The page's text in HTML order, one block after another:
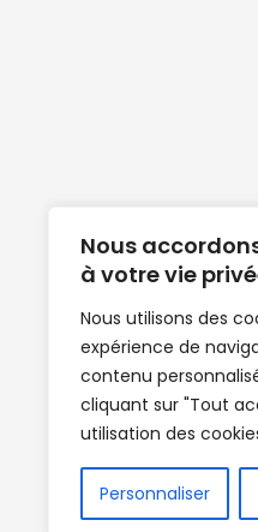
Nous
à votre vie
Nous utilisons des
expérience de
contenu
cliquant sur "Tout
utilisation des
Personnaliser
de
|